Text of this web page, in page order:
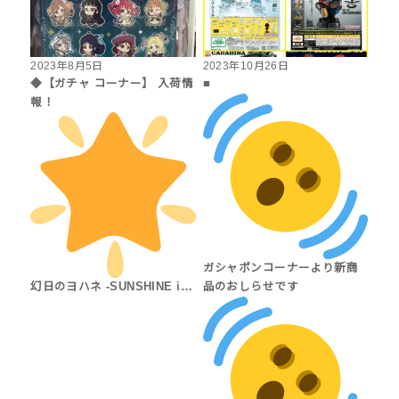
2023年8月5日
◆【ガチャ コーナー】 入荷情
報！
幻日のヨハネ -SUNSHINE i…
2023年10月26日
■
ガシャポンコーナーより新商
品のおしらせです